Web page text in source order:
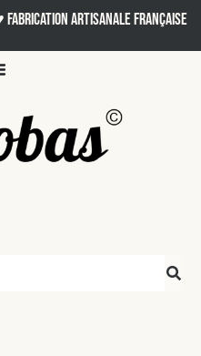
€ ♥ Fabrication artisanale française